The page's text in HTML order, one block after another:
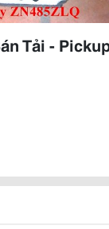
Tải -